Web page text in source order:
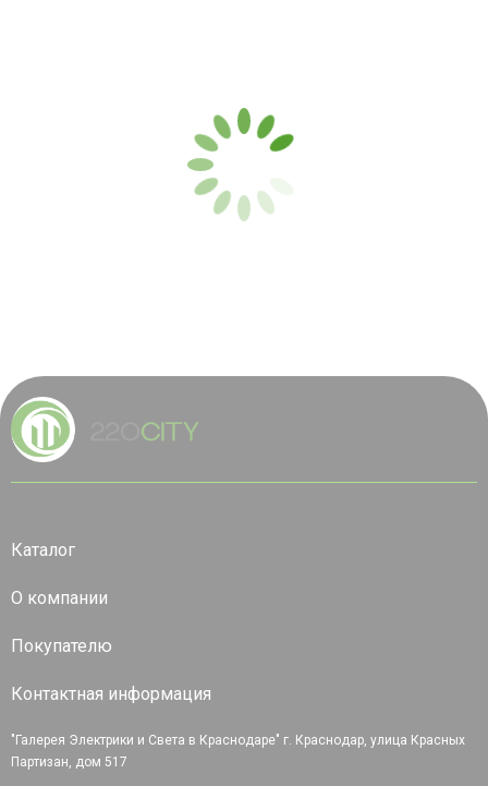
Каталог
О компании
Покупателю
Контактная информация
"Галерея Электрики и Света в Краснодаре" г. Краснодар, улица Красных
Партизан, дом 517